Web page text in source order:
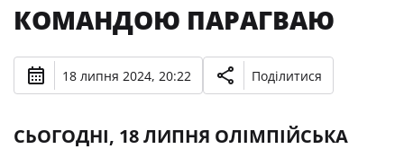
КОМАНДОЮ ПАРАГВАЮ
18 липня 2024, 20:22 Поділитися
СЬОГОДНІ, 18 ЛИПНЯ ОЛІМПІЙСЬКА